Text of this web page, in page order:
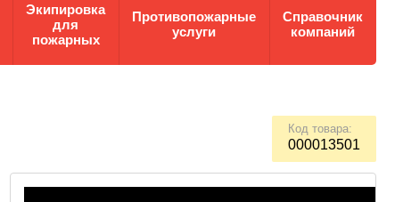
Экипировка
для
пожарных
Противопожарные
услуги
Справочник
компаний
Код товара:
000013501